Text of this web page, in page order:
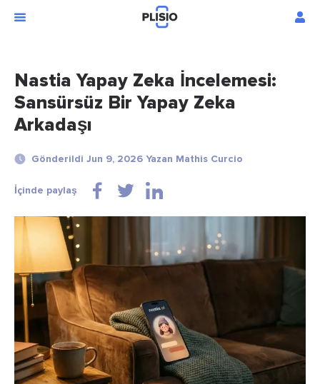
Nastia Yapay Zeka İncelemesi:
Sansürsüz Bir Yapay Zeka
Arkadaşı
Gönderildi Jun 9, 2026 Yazan Mathis Curcio
İçinde paylaş